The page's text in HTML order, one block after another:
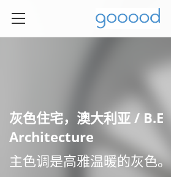
灰色住宅，澳大利亚 / B.E
Architecture
主色调是高雅温暖的灰色。